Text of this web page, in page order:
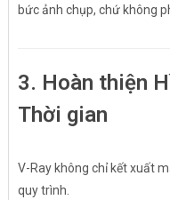
bức ảnh chụp, chứ không
3. Hoàn thiện
Thời gian
V-Ray không chỉ kết xuất
quy trình.